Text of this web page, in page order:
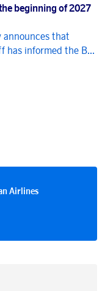
beginning of 2027
announces that
has informed the B...
Airlines